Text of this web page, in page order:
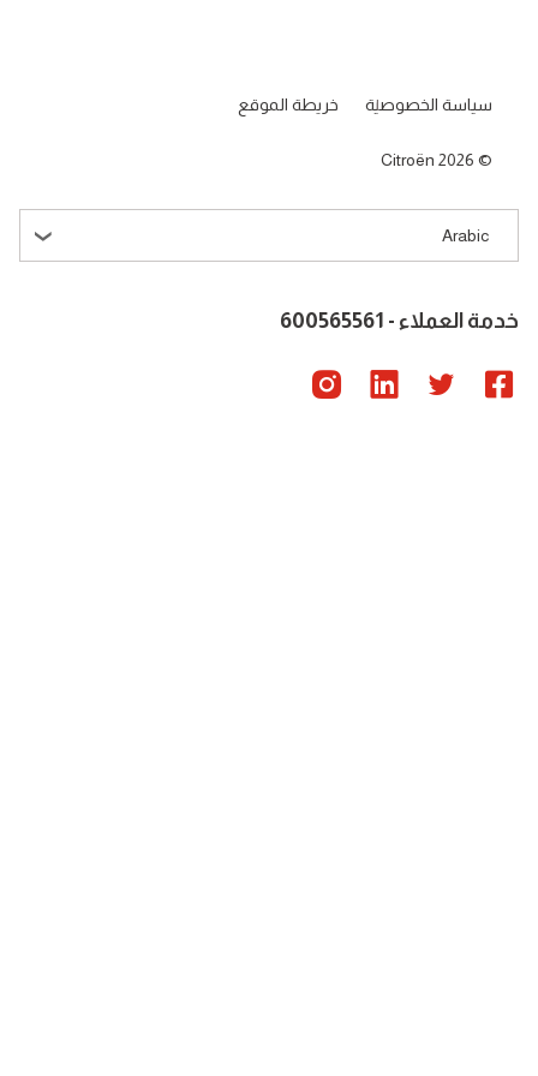
خدمة العملاء - 600565561
Arabic
Citroën 2026
سياسة الخصوصية خريطة الموقع